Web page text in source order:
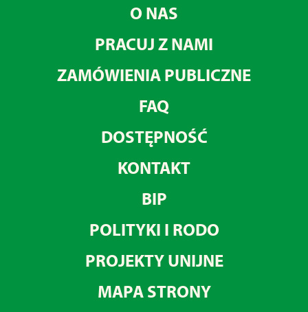
O NAS
PRACUJ Z NAMI
ZAMÓWIENIA PUBLICZNE
FAQ
DOSTĘPNOŚĆ
KONTAKT
BIP
POLITYKI I RODO
PROJEKTY UNIJNE
MAPA STRONY